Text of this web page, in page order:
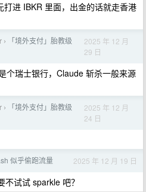
进 IBKR 里面，出金的话就走香港
›
「境外支付」胎教级
2025 年 12 月
29 日
个瑞士银行，Claude 斩杀一般来源
›
「境外支付」胎教级
2025 年 12 月
24 日
似乎偷跑流量 2025 年 12 月 19 日
试试 sparkle 吧？